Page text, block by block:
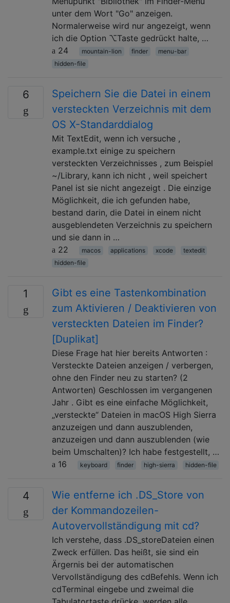
unter dem Wort "Go" anzeigen.
Normalerweise wird nur angezeigt, wenn
ich die Option ⌥Taste gedrückt halte, …
24
mountain-lion finder
menu-bar
hidden-file
6
Speichern Sie die Datei in einem
versteckten Verzeichnis mit dem
OS X-Standarddialog
Mit TextEdit, wenn ich versuche ,
example.txt einige zu speichern
versteckten Verzeichnisses , zum Beispiel
~/Library, kann ich nicht , weil speichert
Panel ist sie nicht angezeigt . Die einzige
Möglichkeit, die ich gefunden habe,
bestand darin, die Datei in einem nicht
ausgeblendeten Verzeichnis zu speichern
und sie dann in …
22
macos applications xcode
textedit
hidden-file
1
Gibt es eine Tastenkombination
zum Aktivieren / Deaktivieren von
versteckten Dateien im Finder?
[Duplikat]
Diese Frage hat hier bereits Antworten :
Versteckte Dateien anzeigen / verbergen,
ohne den Finder neu zu starten? (2
Antworten) Geschlossen im vergangenen
Jahr . Gibt es eine einfache Möglichkeit,
„versteckte“ Dateien in macOS High Sierra
anzuzeigen und dann auszublenden,
anzuzeigen und dann auszublenden (wie
beim Umschalten)? Ich habe festgestellt, …
16
keyboard finder high-sierra hidden-file
4
Wie entferne ich .DS_Store von
der Kommandozeilen-
Autovervollständigung mit cd?
Ich verstehe, dass .DS_storeDateien einen
Zweck erfüllen. Das heißt, sie sind ein
Ärgernis bei der automatischen
Vervollständigung des cdBefehls. Wenn ich
cdTerminal eingebe und zweimal die